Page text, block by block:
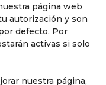
página web
autorización y son
defecto. Por
activas si solo
nuestra página,